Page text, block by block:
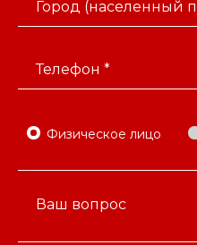
Город (населенный
Телефон *
Физическое лицо
Ваш вопрос